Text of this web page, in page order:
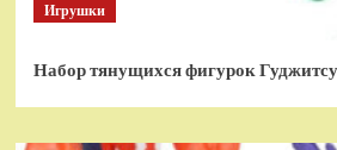
Игрушки
Набор тянущихся фигурок